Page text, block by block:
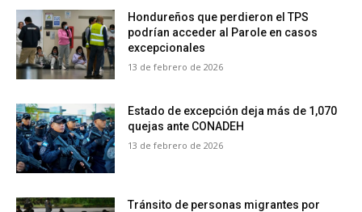
Hondureños que perdieron el TPS
podrían acceder al Parole en casos
excepcionales
13 de febrero de 2026
Estado de excepción deja más de 1,070
quejas ante CONADEH
13 de febrero de 2026
Tránsito de personas migrantes por